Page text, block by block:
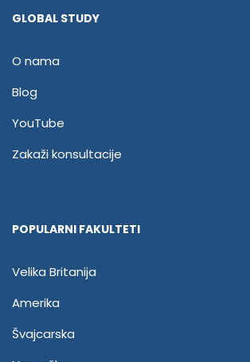
GLOBAL STUDY
O nama
Blog
YouTube
Zakaži konsultacije
POPULARNI FAKULTETI
Velika Britanija
Amerika
Švajcarska